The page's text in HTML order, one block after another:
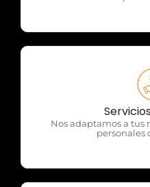
Nos adaptamos a tus
personales
OTP